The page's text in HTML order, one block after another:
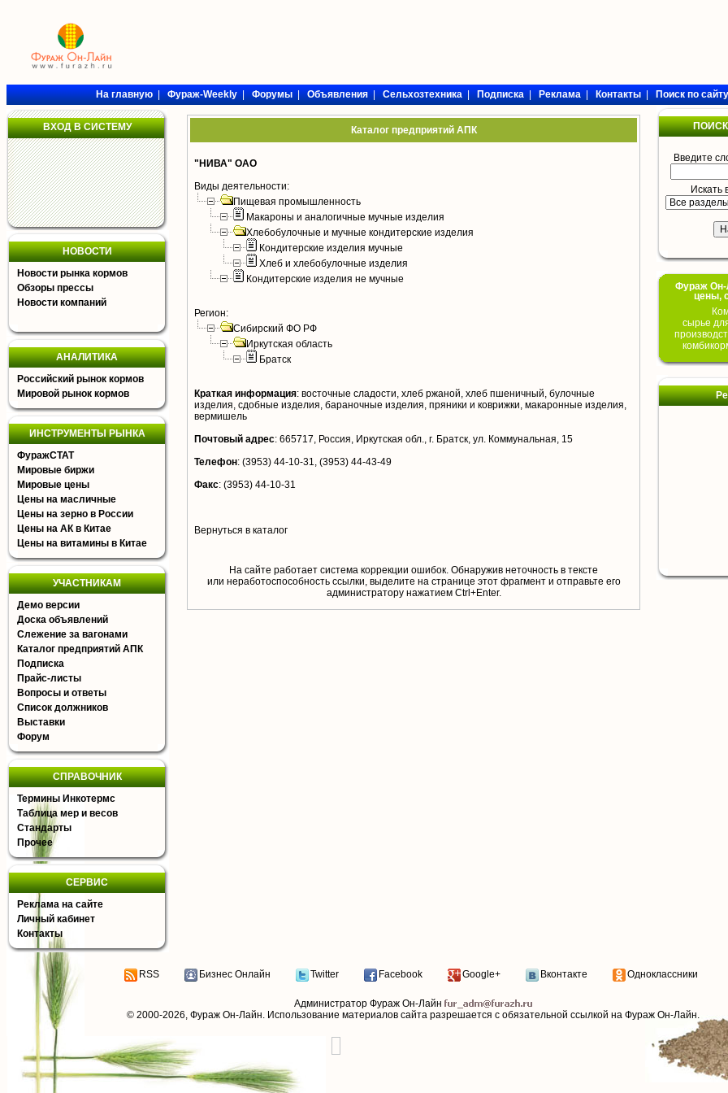
На главную|Фураж-Weekly|Форумы|Объявления|Сельхозтехника|Подписка|Реклама|Контакты|Поиск по сайту
ВХОД В СИСТЕМУ
НОВОСТИ
Новости рынка кормов
Обзоры прессы
Новости компаний
АНАЛИТИКА
Российский рынок кормов
Мировой рынок кормов
ИНСТРУМЕНТЫ РЫНКА
ФуражСТАТ
Мировые биржи
Мировые цены
Цены на масличные
Цены на зерно в России
Цены на АК в Китае
Цены на витамины в Китае
УЧАСТНИКАМ
Демо версии
Доска объявлений
Слежение за вагонами
Каталог предприятий АПК
Подписка
Прайс-листы
Вопросы и ответы
Список должников
Выставки
Форум
СПРАВОЧНИК
Термины Инкотермс
Таблица мер и весов
Стандарты
Прочее
СЕРВИС
Реклама на сайте
Личный кабинет
Контакты
Каталог предприятий АПК
"НИВА" ОАО
Виды деятельности:
Пищевая промышленность
Макароны и аналогичные мучные изделия
Хлебобулочные и мучные кондитерские изделия
Кондитерские изделия мучные
Хлеб и хлебобулочные изделия
Кондитерские изделия не мучные
Регион:
Сибирский ФО РФ
Иркутская область
Братск
Краткая информация: восточные сладости, хлеб ржаной, хлеб пшеничный, булочные
изделия, сдобные изделия, бараночные изделия, пряники и коврижки, макаронные изделия,
вермишель
Почтовый адрес: 665717, Россия, Иркутская обл., г. Братск, ул. Коммунальная, 15
Телефон: (3953) 44-10-31, (3953) 44-43-49
Факс: (3953) 44-10-31
Вернуться в каталог
На сайте работает система коррекции ошибок. Обнаружив неточность в тексте
или неработоспособность ссылки, выделите на странице этот фрагмент и отправьте его
aдминистратору нажатием Ctrl+Enter.
Введите
Искать
Фураж Он-
цены,
сырье
RSS Бизнес Онлайн Twitter Facebook Google+ Вконтакте Одноклассники
Администратор Фураж Он-Лайн
© 2000-2026, Фураж Он-Лайн. Использование материалов сайта разрешается с обязательной ссылкой на Фураж Он-Лайн.